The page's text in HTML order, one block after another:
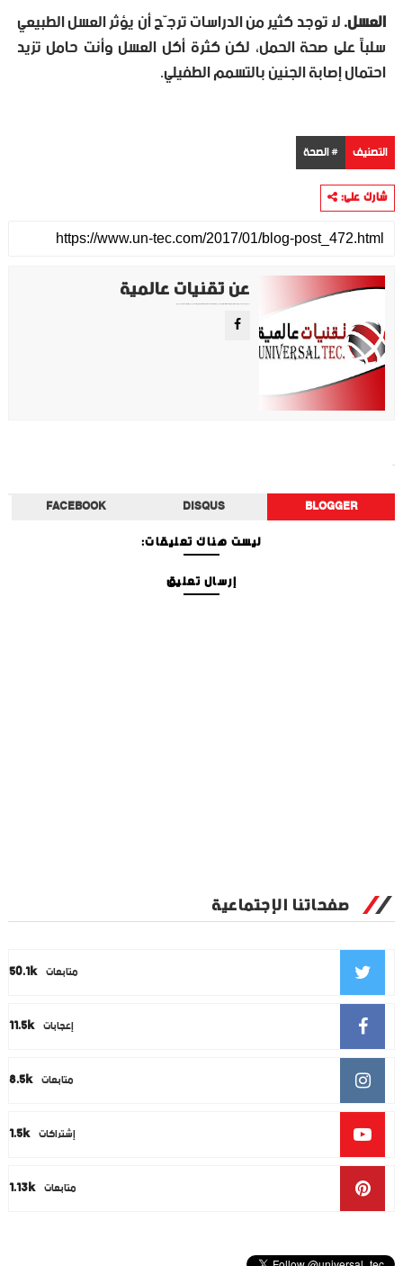
العسل.لا توجد كثير من الدراسات ترجّح أن يؤثر العسل الطبيعي
سلباً على صحة الحمل، لكن كثرة أكل العسل وأنت حامل تزيد
احتمال إصابة الجنين بالتسمم الطفيلي.
التصنيف # الصحة
شارك على:
عن تقنيات عالمية
BLOGGER
DISQUS
FACEBOOK
ليست هناك تعليقات:
إرسال تعليق
صفحاتنا الإجتماعية
50.1k متابعات
11.5k إعجابات
8.5k متابعات
1.5k إشتراكات
1.13k متابعات